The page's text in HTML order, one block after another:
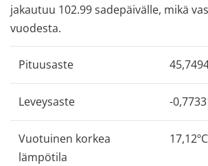
jakautuu 102.99 sadepäivälle, mikä
vuodesta.
Pituusaste
Leveysaste -
Vuotuinen korkea
lämpötila